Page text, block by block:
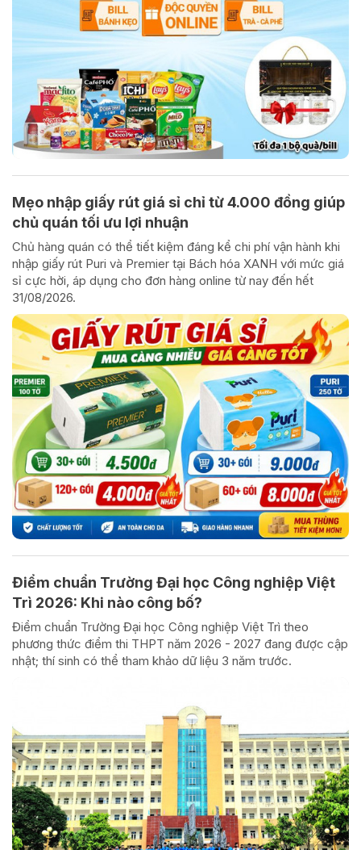
Mẹo nhập giấy rút giá sỉ chỉ từ 4.000 đồng giúp
chủ quán tối ưu lợi nhuận
Chủ hàng quán có thể tiết kiệm đáng kể chi phí vận hành khi
nhập giấy rút Puri và Premier tại Bách hóa XANH với mức giá
sỉ cực hời, áp dụng cho đơn hàng online từ nay đến hết
31/08/2026.
Điểm chuẩn Trường Đại học Công nghiệp Việt
Trì 2026: Khi nào công bố?
Điểm chuẩn Trường Đại học Công nghiệp Việt Trì theo
phương thức điểm thi THPT năm 2026 - 2027 đang được cập
nhật; thí sinh có thể tham khảo dữ liệu 3 năm trước.